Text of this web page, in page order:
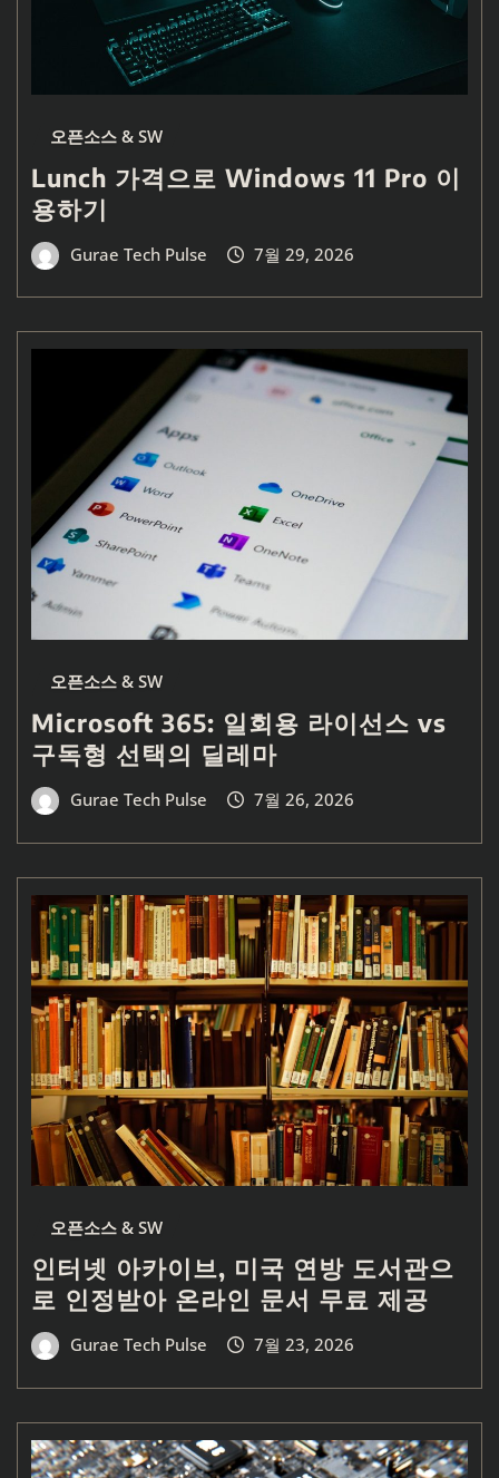
오픈소스 & SW
Lunch 가격으로 Windows 11 Pro 이
용하기
Gurae Tech Pulse 7월 29, 2026
오픈소스 & SW
Microsoft 365: 일회용 라이선스 vs
구독형 선택의 딜레마
Gurae Tech Pulse 7월 26, 2026
오픈소스 & SW
인터넷 아카이브, 미국 연방 도서관으
로 인정받아 온라인 문서 무료 제공
Gurae Tech Pulse 7월 23, 2026